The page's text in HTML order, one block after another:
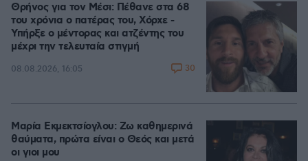
Θρήνος για τον Μέσι: Πέθανε στα 68
του χρόνια ο πατέρας του, Χόρχε -
Υπήρξε ο μέντορας και ατζέντης του
μέχρι την τελευταία στιγμή
08.08.2026, 16:05 30
Μαρία Εκμεκτσίογλου: Ζω καθημερινά
θαύματα, πρώτα είναι ο Θεός και μετά
οι γιοι μου